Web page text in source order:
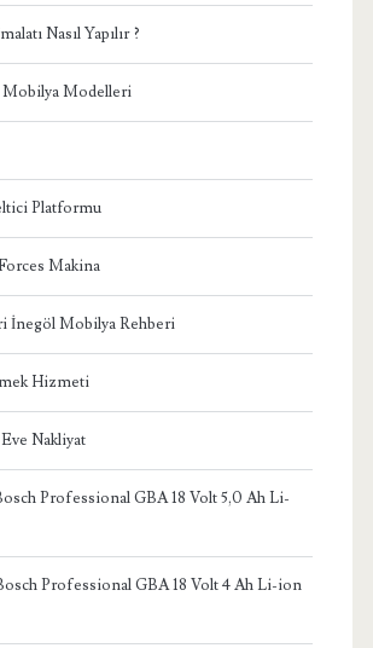
Nasıl Yapılır ?
Modelleri
Platformu
Makina
İnegöl Mobilya Rehberi
Hizmeti
Nakliyat
Professional GBA 18 Volt 5,0 Ah Li-
Professional GBA 18 Volt 4 Ah Li-ion